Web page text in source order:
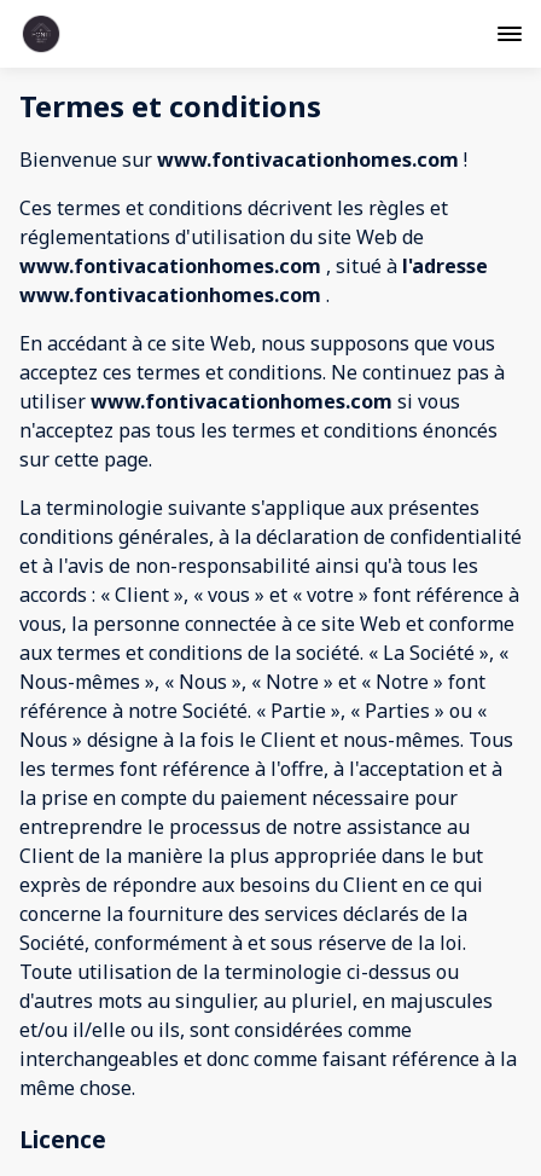
Termes et conditions
Bienvenue surwww.fontivacationhomes.com !
Ces termes et conditions décrivent les règles et
réglementations d'utilisation du site Web de
www.fontivacationhomes.com , situé à l'adresse
www.fontivacationhomes.com .
En accédant à ce site Web, nous supposons que vous
acceptez ces termes et conditions. Ne continuez pas à
utiliserwww.fontivacationhomes.com si vous
n'acceptez pas tous les termes et conditions énoncés
sur cette page.
La terminologie suivante s'applique aux présentes
conditions générales, à la déclaration de confidentialité
et à l'avis de non-responsabilité ainsi qu'à tous les
accords : « Client », « vous » et « votre » font référence à
vous, la personne connectée à ce site Web et conforme
aux termes et conditions de la société. « La Société », «
Nous-mêmes », « Nous », « Notre » et « Notre » font
référence à notre Société. « Partie », « Parties » ou «
Nous » désigne à la fois le Client et nous-mêmes. Tous
les termes font référence à l'offre, à l'acceptation et à
la prise en compte du paiement nécessaire pour
entreprendre le processus de notre assistance au
Client de la manière la plus appropriée dans le but
exprès de répondre aux besoins du Client en ce qui
concerne la fourniture des services déclarés de la
Société, conformément à et sous réserve de la loi.
Toute utilisation de la terminologie ci-dessus ou
d'autres mots au singulier, au pluriel, en majuscules
et/ou il/elle ou ils, sont considérées comme
interchangeables et donc comme faisant référence à la
même chose.
Licence